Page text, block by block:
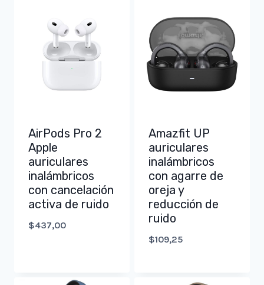
AirPods Pro 2
Apple
auriculares
inalámbricos
con cancelación
activa de ruido
$437,00
Amazfit UP
auriculares
inalámbricos
con agarre de
oreja y
reducción de
ruido
$109,25